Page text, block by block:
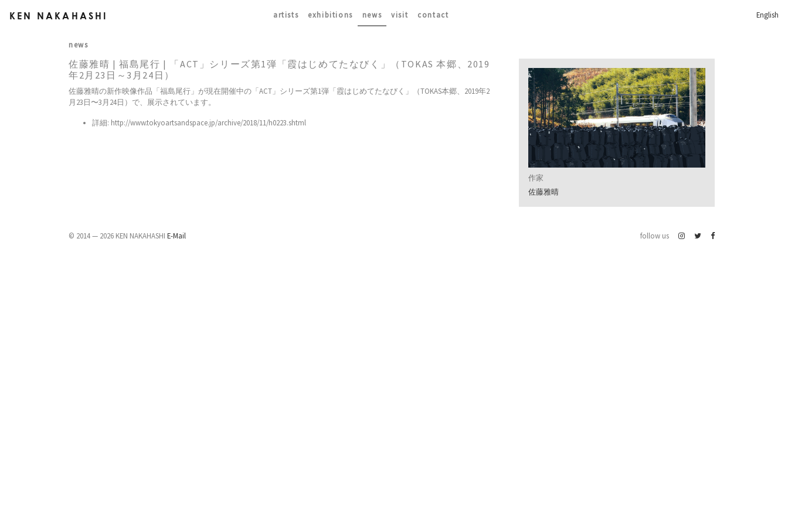
KEN NAKAHASHI artists exhibitions news visit contact English
news
佐藤雅晴 | 福島尾行 | 「ACT」シリーズ第1弾「霞はじめてたなびく」（TOKAS 本郷、2019
年2月23日～3月24日）
佐藤雅晴の新作映像作品「福島尾行」が現在開催中の「ACT」シリーズ第1弾「霞はじめてたなびく」（TOKAS本郷、2019年2
月23日〜3月24日）で、展示されています。
詳細: http://www.tokyoartsandspace.jp/archive/2018/11/h0223.shtml
作家
佐藤雅晴
© 2014 — 2026 KEN NAKAHASHI E-Mail follow us